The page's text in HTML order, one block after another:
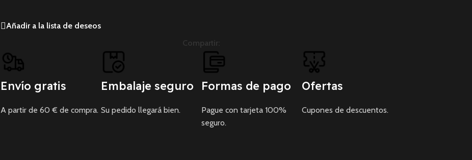
Añadir a la lista de deseos
Compartir:
Envío gratis
A partir de 60 € de compra.
Embalaje seguro
Su pedido llegará bien.
Formas de pago
Pague con tarjeta 100%
seguro.
Ofertas
Cupones de descuentos.